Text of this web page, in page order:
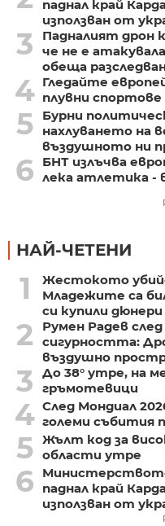
паднал край
използван от
3
Падналият дрон
че не е
обеща
4 Гледайте
плувни спортове
5
Бурни
нахлуването на
въздушното ни
6
БНТ излъчва
лека атлетика -
НАЙ-ЧЕТЕНИ
1
Жестокото
Младежите са
си купили
2
Румен Радев
сигурността:
въздушно
3
До 38° утре, на
гръмотевици
4 След Мондиал
големи събития
5 Жълт код за
области утре
6
паднал край
използван от